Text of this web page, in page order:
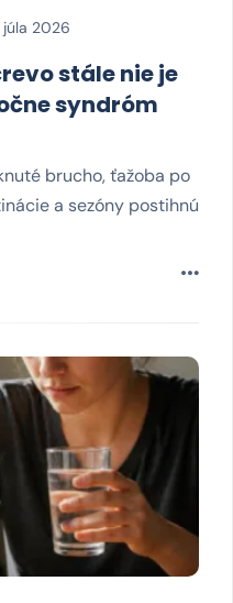
júla 2026
stále nie je
syndróm
brucho, ťažoba po
a sezóny postihnú